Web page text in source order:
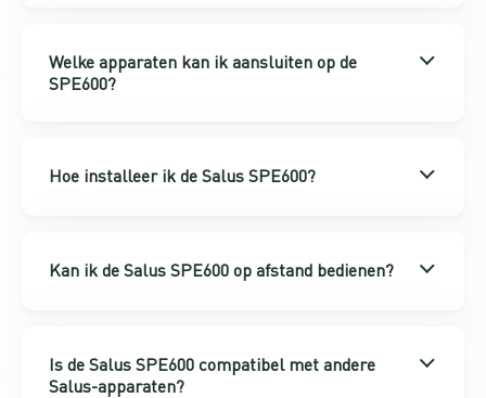
Welke apparaten kan ik aansluiten op de
SPE600?
Hoe installeer ik de Salus SPE600?
Kan ik de Salus SPE600 op afstand bedienen?
Is de Salus SPE600 compatibel met andere
Salus-apparaten?